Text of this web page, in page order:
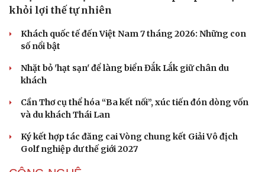
khỏi lợi thế tự nhiên
Khách quốc tế đến Việt Nam 7 tháng 2026: Những con
số nổi bật
Nhặt bỏ 'hạt sạn' để làng biển Đắk Lắk giữ chân du
khách
Cần Thơ cụ thể hóa “Ba kết nối”, xúc tiến đón dòng vốn
và du khách Thái Lan
Ký kết hợp tác đăng cai Vòng chung kết Giải Vô địch
Golf nghiệp dư thế giới 2027